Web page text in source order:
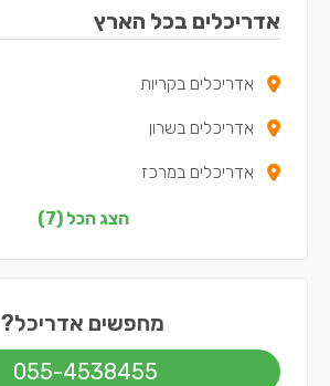
אדריכלים בכל הארץ
אדריכלים בקריות
אדריכלים בשרון
אדריכלים במרכז
אדריכלים בשפלה
אדריכלים בתל אביב
הצג הכל (7)
מחפשים אדריכל?
055-4538455